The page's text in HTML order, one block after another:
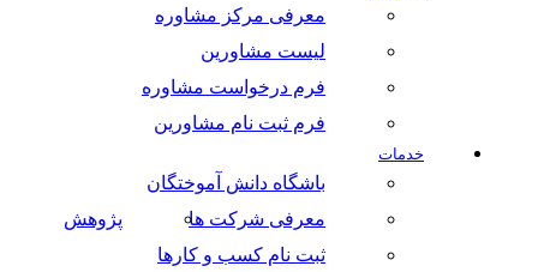
معرفی مرکز مشاوره
لیست مشاورین
فرم درخواست مشاوره
فرم ثبت نام مشاورین
باشگاه دانش آموختگان
معرفی شرکت ها
پژوهش
ثبت نام کسب و کارها